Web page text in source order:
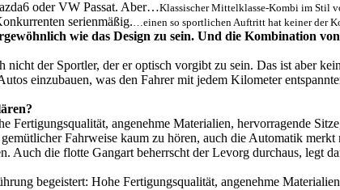
Klassischer Mittelklasse-Kombi im Stil
…einen so sportlichen Auftritt hat keiner der
wie das Design zu sein. Und die Kombination
nicht der Sportler, der er optisch vorgibt zu sein. Das ist aber
einzubauen, was den Fahrer mit jedem Kilometer
Fertigungsqualität, angenehme Materialien, hervorragende
Fahrweise kaum zu hören, auch die Automatik
Auch die flotte Gangart beherrscht der Levorg durchaus, legt